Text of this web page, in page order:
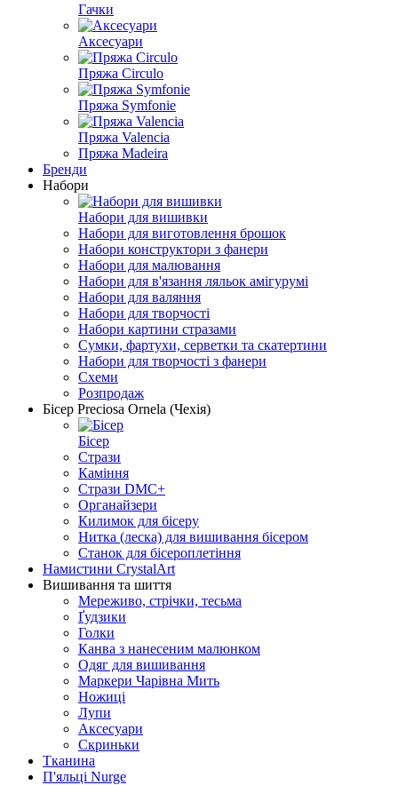
Гачки
Аксесуари
Пряжа Circulo
Пряжа Symfonie
Пряжа Valencia
Пряжа Madeira
Бренди
Набори
Набори для вишивки
Набори для виготовлення брошок
Набори конструктори з фанери
Набори для малювання
Набори для в'язання ляльок амігурумі
Набори для валяння
Набори для творчості
Набори картини стразами
Сумки, фартухи, серветки та скатертини
Набори для творчості з фанери
Схеми
Розпродаж
Бісер Preciosa Ornela (Чехія)
Бісер
Стрази
Каміння
Стрази DMC+
Органайзери
Килимок для бісеру
Нитка (леска) для вишивання бісером
Станок для бісероплетіння
Намистини CrystalArt
Вишивання та шиття
Мереживо, стрічки, тесьма
Ґудзики
Голки
Канва з нанесеним малюнком
Одяг для вишивання
Маркери Чарівна Мить
Ножиці
Лупи
Аксесуари
Скриньки
Тканина
П'яльці Nurge